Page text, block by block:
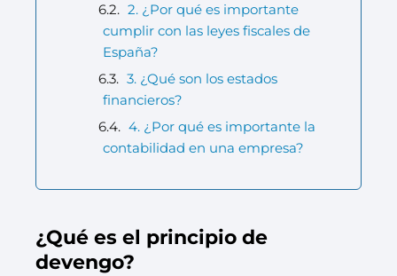
2. ¿Por qué es importante
cumplir con las leyes fiscales de
España?
3. ¿Qué son los estados
financieros?
4. ¿Por qué es importante la
contabilidad en una empresa?
¿Qué es el principio de
devengo?